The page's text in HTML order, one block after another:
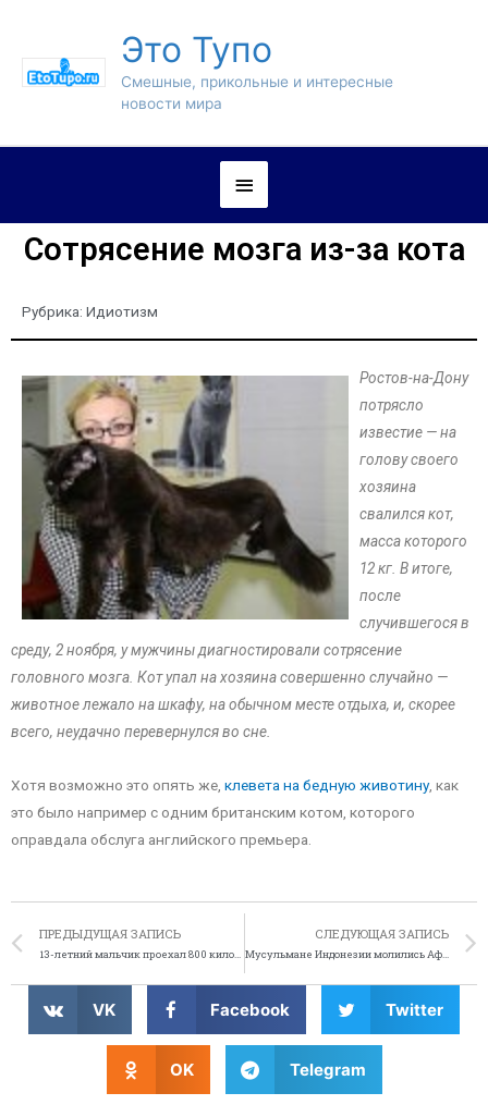
Это Тупо
Смешные, прикольные и интересные
новости мира
Сотрясение мозга из-за кота
Рубрика: Идиотизм
Ростов-на-Дону
потрясло
известие — на
голову своего
хозяина
свалился кот,
масса которого
12 кг. В итоге,
после
случившегося в
среду, 2 ноября, у мужчины диагностировали сотрясение
головного мозга. Кот упал на хозяина совершенно случайно —
животное лежало на шкафу, на обычном месте отдыха, и, скорее
всего, неудачно перевернулся во сне.
Хотя возможно это опять же, клевета на бедную животину, как
это было например с одним британским котом, которого
оправдала обслуга английского премьера.
ПРЕДЫДУЩАЯ ЗАПИСЬ
13-летний мальчик проехал 800 километров на автомобиле
СЛЕДУЮЩАЯ ЗАПИСЬ
Мусульмане Индонезии молились Африке
VK Facebook Twitter
OK Telegram